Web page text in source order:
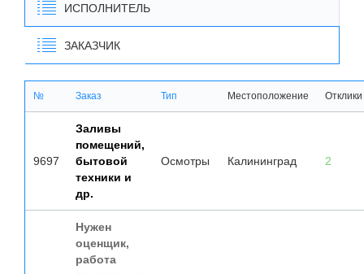
ИСПОЛНИТЕЛЬ
ЗАКАЗЧИК
№ Заказ Тип Местоположение Отклики
9697
Заливы
помещений,
бытовой
техники и
др.
Осмотры Калининград 2
Нужен
оценщик,
работа